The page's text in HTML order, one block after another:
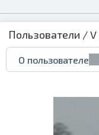
Пользователи /V
О пользователе